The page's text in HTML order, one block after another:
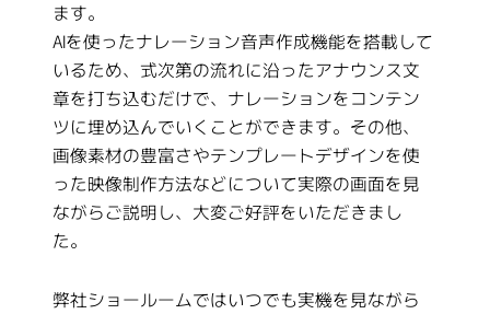
ます。
AIを使ったナレーション音声作成機能を搭載して
いるため、式次第の流れに沿ったアナウンス文
章を打ち込むだけで、ナレーションをコンテン
ツに埋め込んでいくことができます。その他、
画像素材の豊富さやテンプレートデザインを使
った映像制作方法などについて実際の画面を見
ながらご説明し、大変ご好評をいただきまし
た。
弊社ショールームではいつでも実機を見ながら